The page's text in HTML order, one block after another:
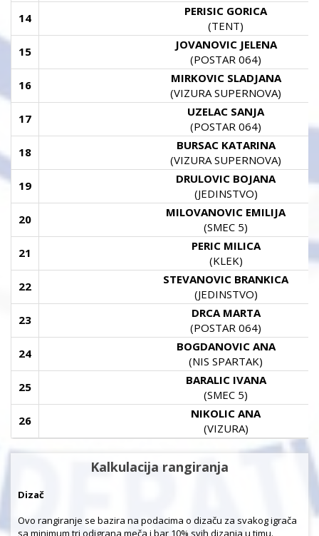
14
PERISIC GORICA
(TENT)
15
JOVANOVIC JELENA
(POSTAR 064)
16
MIRKOVIC SLADJANA
(VIZURA SUPERNOVA)
17
UZELAC SANJA
(POSTAR 064)
18
BURSAC KATARINA
(VIZURA SUPERNOVA)
19
DRULOVIC BOJANA
(JEDINSTVO)
20
MILOVANOVIC EMILIJA
(SMEC 5)
21
PERIC MILICA
(KLEK)
22
STEVANOVIC BRANKICA
(JEDINSTVO)
23
DRCA MARTA
(POSTAR 064)
24
BOGDANOVIC ANA
(NIS SPARTAK)
25
BARALIC IVANA
(SMEC 5)
26
NIKOLIC ANA
(VIZURA)
Kalkulacija rangiranja
Dizač
Ovo rangiranje se bazira na podacima o dizaču za svakog igrača
sa minimum tri odigrana meča i bar 10% svih dizanja u timu.